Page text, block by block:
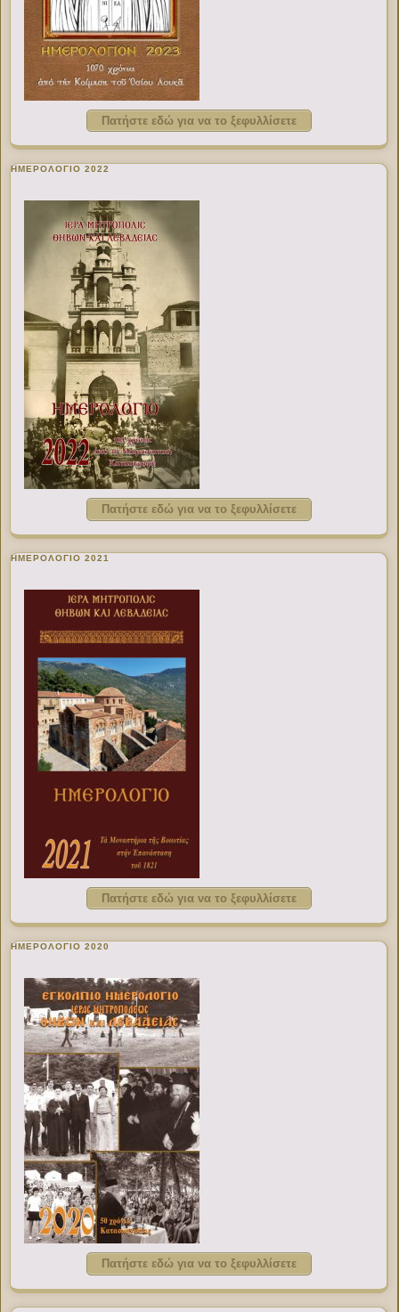
Πατήστε εδώ για να το ξεφυλλίσετε
ΗΜΕΡΟΛΟΓΙΟ 2022
Πατήστε εδώ για να το ξεφυλλίσετε
ΗΜΕΡΟΛΟΓΙΟ 2021
Πατήστε εδώ για να το ξεφυλλίσετε
ΗΜΕΡΟΛΟΓΙΟ 2020
Πατήστε εδώ για να το ξεφυλλίσετε